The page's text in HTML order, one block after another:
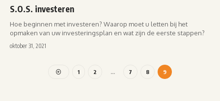
S.O.S. investeren
Hoe beginnen met investeren? Waarop moet u letten bij het
opmaken van uw investeringsplan en wat zijn de eerste stappen?
oktober 31, 2021
1 2 … 7 8 9